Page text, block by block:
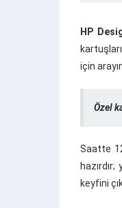
HP
için
Özel
Saatte
keyfini